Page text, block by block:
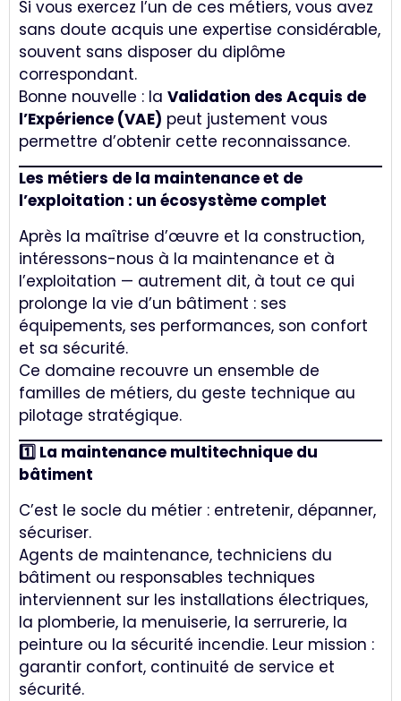
Si vous exercez l’un de ces métiers, vous avez
sans doute acquis une expertise considérable,
souvent sans disposer du diplôme
correspondant.
Bonne nouvelle : la Validation des Acquis de
l’Expérience (VAE) peut justement vous
permettre d’obtenir cette reconnaissance.
Les métiers de la maintenance et de
l’exploitation : un écosystème complet
Après la maîtrise d’œuvre et la construction,
intéressons-nous à la maintenance et à
l’exploitation — autrement dit, à tout ce qui
prolonge la vie d’un bâtiment : ses
équipements, ses performances, son confort
et sa sécurité.
Ce domaine recouvre un ensemble de
familles de métiers, du geste technique au
pilotage stratégique.
1️⃣ La maintenance multitechnique du
bâtiment
C’est le socle du métier : entretenir, dépanner,
sécuriser.
Agents de maintenance, techniciens du
bâtiment ou responsables techniques
interviennent sur les installations électriques,
la plomberie, la menuiserie, la serrurerie, la
peinture ou la sécurité incendie. Leur mission :
garantir confort, continuité de service et
sécurité.